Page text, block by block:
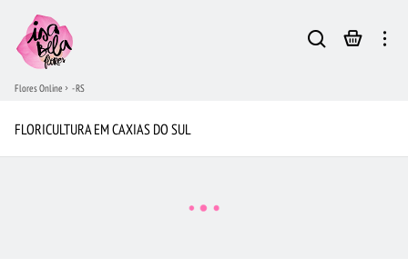
Flores Online - RS
FLORICULTURA EM CAXIAS DO SUL